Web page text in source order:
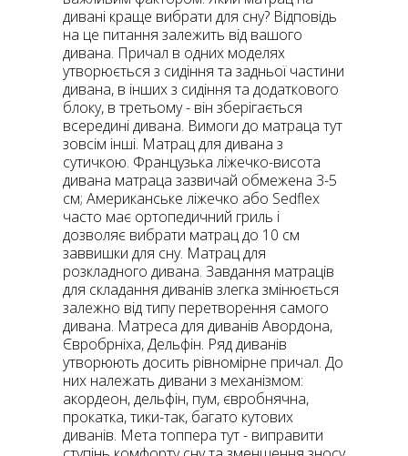
дивані краще вибрати для сну? Відповідь
на це питання залежить від вашого
дивана. Причал в одних моделях
утворюється з сидіння та задньої частини
дивана, в інших з сидіння та додаткового
блоку, в третьому - він зберігається
всередині дивана. Вимоги до матраца тут
зовсім інші. Матрац для дивана з
сутичкою. Французька ліжечко-висота
дивана матраца зазвичай обмежена 3-5
см; Американське ліжечко або Sedflex
часто має ортопедичний гриль і
дозволяє вибрати матрац до 10 см
заввишки для сну. Матрац для
розкладного дивана. Завдання матраців
для складання диванів злегка змінюється
залежно від типу перетворення самого
дивана. Матреса для диванів Авордона,
Євробрніха, Дельфін. Ряд диванів
утворюють досить рівномірне причал. До
них належать дивани з механізмом:
акордеон, дельфін, пум, євробнячна,
прокатка, тики-так, багато кутових
диванів. Мета топпера тут - виправити